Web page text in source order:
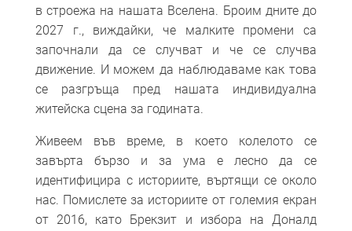
в строежа на нашата Вселена. Броим дните до
2027 г., виждайки, че малките промени са
започнали да се случват и че се случва
движение. И можем да наблюдаваме как това
се разгръща пред нашата индивидуална
житейска сцена за годината.
Живеем във време, в което колелото се
завърта бързо и за ума е лесно да се
идентифицира с историите, въртящи се около
нас. Помислете за историите от големия екран
от 2016, като Брекзит и избора на Доналд